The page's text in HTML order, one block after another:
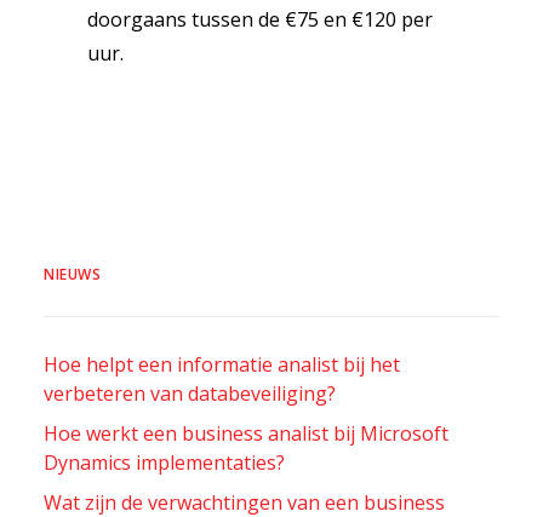
doorgaans tussen de €75 en €120 per
uur.
NIEUWS
Hoe helpt een informatie analist bij het
verbeteren van databeveiliging?
Hoe werkt een business analist bij Microsoft
Dynamics implementaties?
Wat zijn de verwachtingen van een business